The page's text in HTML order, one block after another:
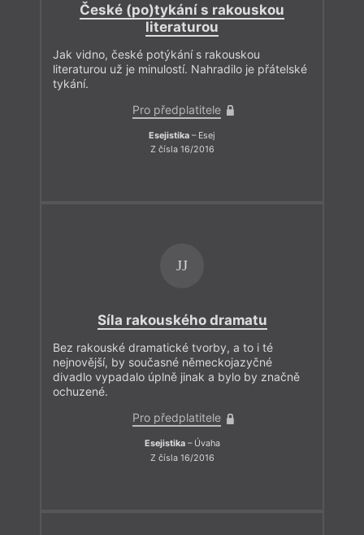
České (po)tykání s rakouskou
literaturou
Jak vidno, české potýkání s rakouskou
literaturou už je minulostí. Nahradilo je přátelské
tykání.
Pro předplatitele
Esejistika – Esej
Z čísla 16/2016
JJ
Síla rakouského dramatu
Bez rakouské dramatické tvorby, a to i té
nejnovější, by současné německojazyčné
divadlo vypadalo úplně jinak a bylo by značně
ochuzené.
Pro předplatitele
Esejistika– Úvaha
Z čísla 16/2016